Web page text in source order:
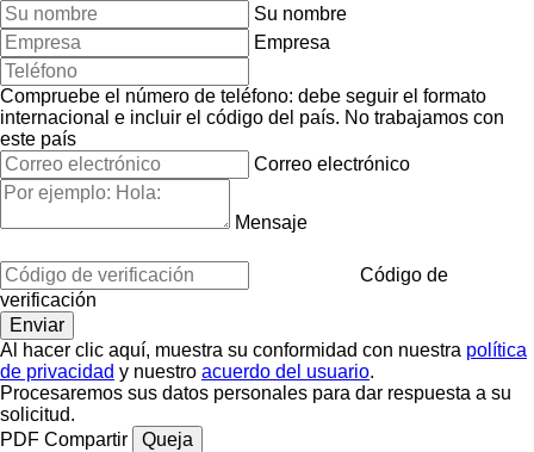
Su nombre
Empresa
Compruebe el número de teléfono: debe seguir el formato
internacional e incluir el código del país. No trabajamos con
este país
Correo electrónico
Mensaje
Código de
verificación
Al hacer clic aquí, muestra su conformidad con nuestra política
de privacidad y nuestro acuerdo del usuario.
Procesaremos sus datos personales para dar respuesta a su
solicitud.
PDF Compartir
Queja